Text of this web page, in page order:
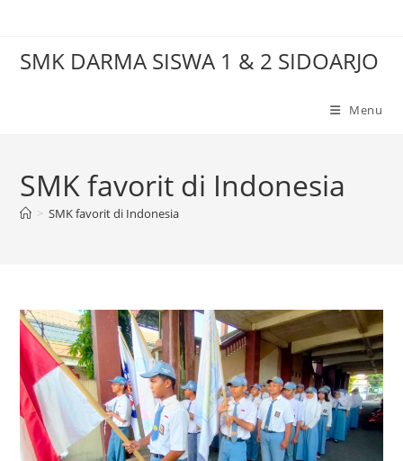
contentSMK DARMA SISWA 1 & 2 SIDOARJO
Menu
SMK favorit di Indonesia
> SMK favorit di Indonesia